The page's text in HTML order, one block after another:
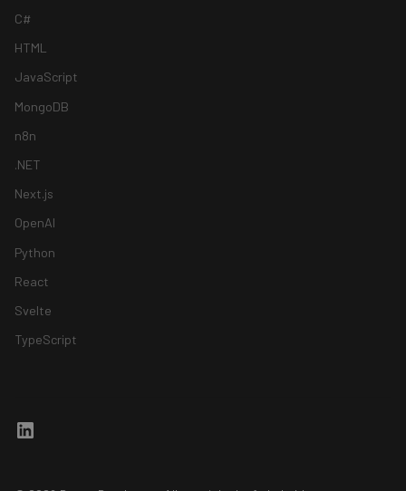
C#
HTML
JavaScript
MongoDB
n8n
.NET
Next.js
OpenAI
Python
React
Svelte
TypeScript